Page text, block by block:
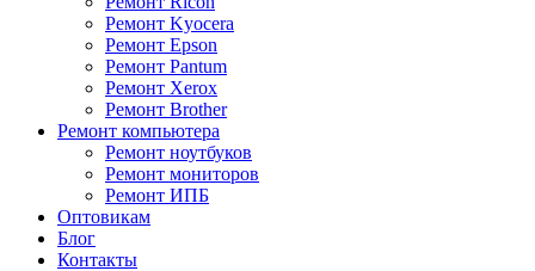
Ремонт Kyocera
Ремонт Epson
Ремонт Pantum
Ремонт Xerox
Ремонт Brother
Ремонт компьютера
Ремонт ноутбуков
Ремонт мониторов
Ремонт ИПБ
Оптовикам
Блог
Контакты